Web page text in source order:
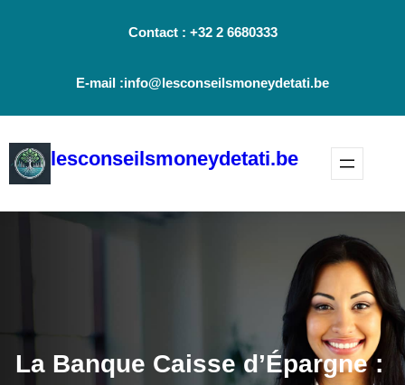
Contact : +32 2 6680333
E-mail :info@lesconseilsmoneydetati.be
lesconseilsmoneydetati.be
La Banque Caisse d’Épargne :